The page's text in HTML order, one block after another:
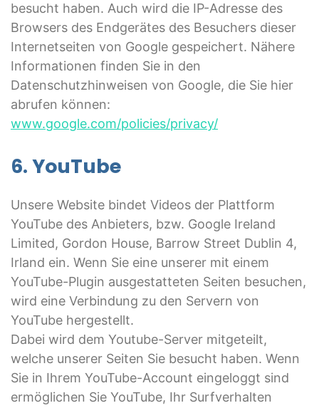
besucht haben. Auch wird die IP-Adresse des
Browsers des Endgerätes des Besuchers dieser
Internetseiten von Google gespeichert. Nähere
Informationen finden Sie in den
Datenschutzhinweisen von Google, die Sie hier
abrufen können:
www.google.com/policies/privacy/
6. YouTube
Unsere Website bindet Videos der Plattform
YouTube des Anbieters, bzw. Google Ireland
Limited, Gordon House, Barrow Street Dublin 4,
Irland ein. Wenn Sie eine unserer mit einem
YouTube-Plugin ausgestatteten Seiten besuchen,
wird eine Verbindung zu den Servern von
YouTube hergestellt.
Dabei wird dem Youtube-Server mitgeteilt,
welche unserer Seiten Sie besucht haben. Wenn
Sie in Ihrem YouTube-Account eingeloggt sind
ermöglichen Sie YouTube, Ihr Surfverhalten